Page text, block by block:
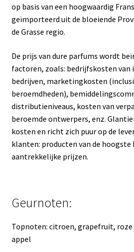
op basis van een hoogwaardig
geïmporteerd uit de bloeiende
de Grasse regio.
De prijs van dure parfums wordt
factoren, zoals: bedrijfskosten
bedrijven, marketingkosten
beroemdheden),
distributieniveaus, kosten van
beroemde ontwerpers, enz.
kosten en richt zich puur op de
klanten: producten van de
aantrekkelijke prijzen.
Geurnoten:
Topnoten: citroen, grapefruit, roze
appel